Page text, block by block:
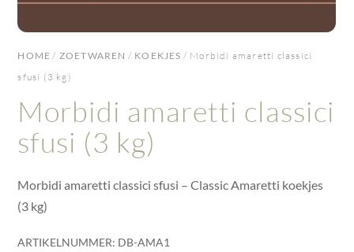
HOME / ZOETWAREN / KOEKJES / Morbidi amaretti classici
sfusi (3 kg)
Morbidi amaretti classici
sfusi (3 kg)
Morbidi amaretti classici sfusi – Classic Amaretti koekjes
(3 kg)
ARTIKELNUMMER: DB-AMA1